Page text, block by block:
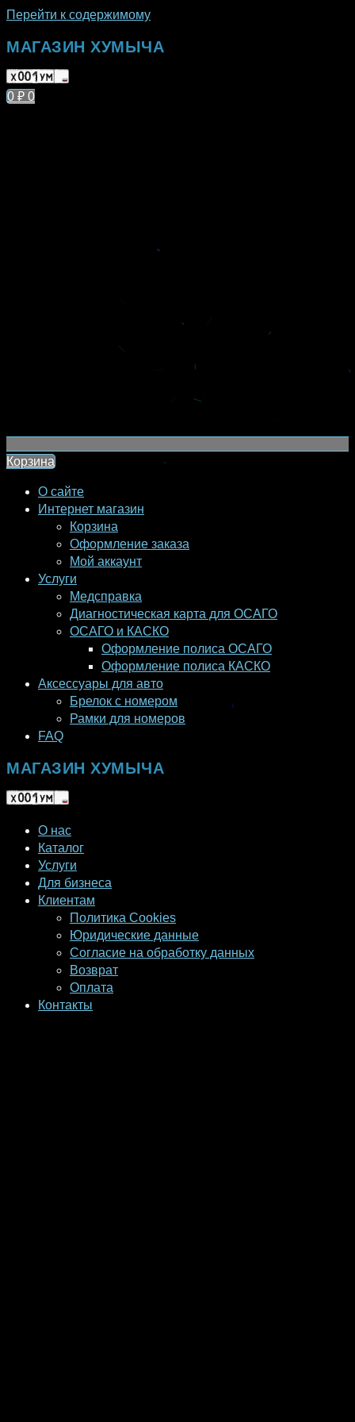
Перейти к содержимому
МАГАЗИН ХУМЫЧА
0 ₽ 0
Корзина
О сайте
Интернет магазин
Корзина
Оформление заказа
Мой аккаунт
Услуги
Медсправка
Диагностическая карта для ОСАГО
ОСАГО и КАСКО
Оформление полиса ОСАГО
Оформление полиса КАСКО
Аксессуары для авто
Брелок с номером
Рамки для номеров
FAQ
МАГАЗИН ХУМЫЧА
О нас
Каталог
Услуги
Для бизнеса
Клиентам
Политика Cookies
Юридические данные
Согласие на обработку данных
Возврат
Оплата
Контакты